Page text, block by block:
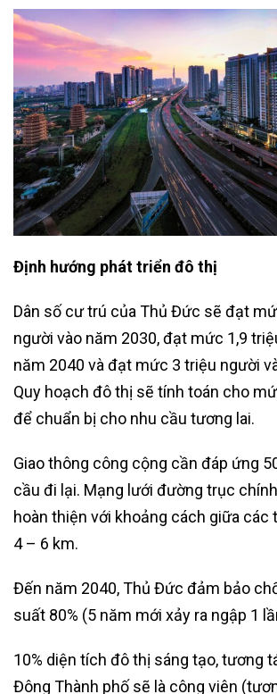
Định hướng phát triển đô thị
Dân số cư trú của Thủ Đức sẽ đạt
người vào năm 2030, đạt mức 1,9
năm 2040 và đạt mức 3 triệu người
Quy hoạch đô thị sẽ tính toán cho
để chuẩn bị cho nhu cầu tương lai.
Giao thông công cộng cần đáp ứng
cầu đi lại. Mạng lưới đường trục
hoàn thiện với khoảng cách giữa
4 – 6 km.
Đến năm 2040, Thủ Đức đảm bảo
suất 80% (5 năm mới xảy ra ngập 1
10% diện tích đô thị sáng tạo, tương
Đông Thành phố sẽ là công viên